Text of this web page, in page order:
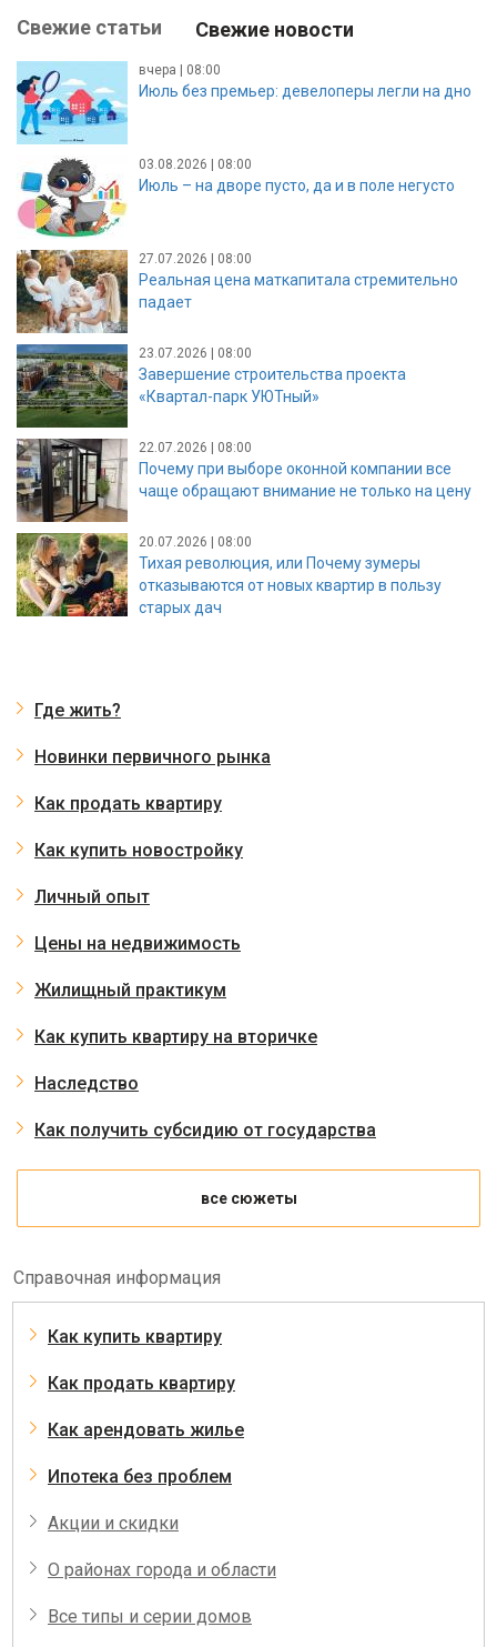
Свежие статьи Свежие новости
вчера | 08:00
Июль без премьер: девелоперы легли на дно
03.08.2026 | 08:00
Июль – на дворе пусто, да и в поле негусто
27.07.2026 | 08:00
Реальная цена маткапитала стремительно
падает
23.07.2026 | 08:00
Завершение строительства проекта
«Квартал-парк УЮТный»
22.07.2026 | 08:00
Почему при выборе оконной компании все
чаще обращают внимание не только на цену
20.07.2026 | 08:00
Тихая революция, или Почему зумеры
отказываются от новых квартир в пользу
старых дач
Где жить?
Новинки первичного рынка
Как продать квартиру
Как купить новостройку
Личный опыт
Цены на недвижимость
Жилищный практикум
Как купить квартиру на вторичке
Наследство
Как получить субсидию от государства
все сюжеты
Справочная информация
Как купить квартиру
Как продать квартиру
Как арендовать жилье
Ипотека без проблем
Акции и скидки
О районах города и области
Все типы и серии домов